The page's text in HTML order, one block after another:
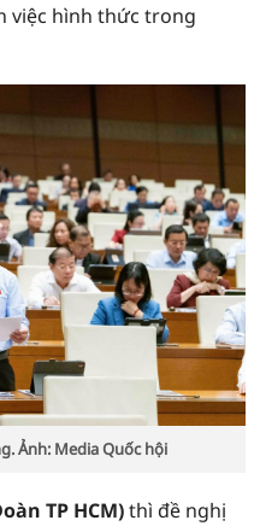
việc hình thức trong
Ảnh: Media Quốc hội
TP HCM)thì đề nghị